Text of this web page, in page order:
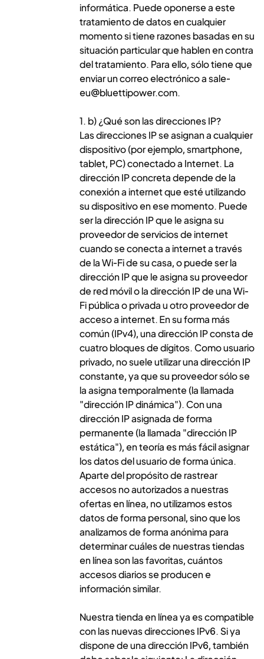
informática. Puede oponerse a este
tratamiento de datos en cualquier
momento si tiene razones basadas en su
situación particular que hablen en contra
del tratamiento. Para ello, sólo tiene que
enviar un correo electrónico a sale-
eu@bluettipower.com.
1. b) ¿Qué son las direcciones IP?
Las direcciones IP se asignan a cualquier
dispositivo (por ejemplo, smartphone,
tablet, PC) conectado a Internet. La
dirección IP concreta depende de la
conexión a internet que esté utilizando
su dispositivo en ese momento. Puede
ser la dirección IP que le asigna su
proveedor de servicios de internet
cuando se conecta a internet a través
de la Wi-Fi de su casa, o puede ser la
dirección IP que le asigna su proveedor
de red móvil o la dirección IP de una Wi-
Fi pública o privada u otro proveedor de
acceso a internet. En su forma más
común (IPv4), una dirección IP consta de
cuatro bloques de dígitos. Como usuario
privado, no suele utilizar una dirección IP
constante, ya que su proveedor sólo se
la asigna temporalmente (la llamada
"dirección IP dinámica"). Con una
dirección IP asignada de forma
permanente (la llamada "dirección IP
estática"), en teoría es más fácil asignar
los datos del usuario de forma única.
Aparte del propósito de rastrear
accesos no autorizados a nuestras
ofertas en línea, no utilizamos estos
datos de forma personal, sino que los
analizamos de forma anónima para
determinar cuáles de nuestras tiendas
en línea son las favoritas, cuántos
accesos diarios se producen e
información similar.
Nuestra tienda en línea ya es compatible
con las nuevas direcciones IPv6. Si ya
dispone de una dirección IPv6, también